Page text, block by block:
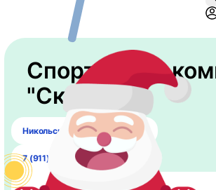
Спортивный
"Скала"
​Никольский проспект, 15 ст18
7 (911) 055-46-59